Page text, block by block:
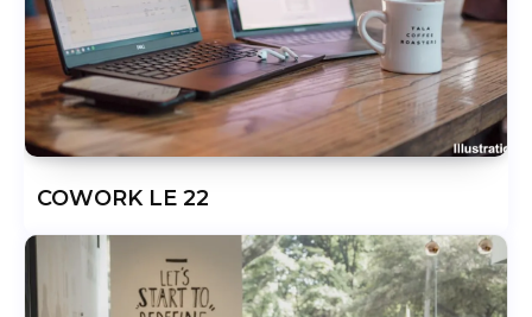
COWORK LE 22